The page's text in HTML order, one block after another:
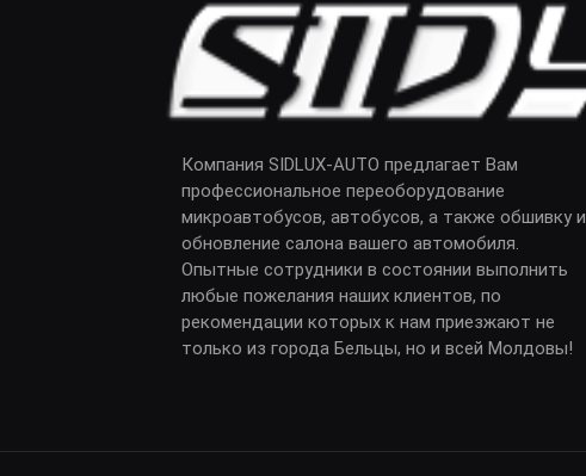
Компания SIDLUX-AUTO предлагает Вам
профессиональное переоборудование
микроавтобусов, автобусов, а также обшивку и
обновление салона вашего автомобиля.
Опытные сотрудники в состоянии выполнить
любые пожелания наших клиентов, по
рекомендации которых к нам приезжают не
только из города Бельцы, но и всей Молдовы!